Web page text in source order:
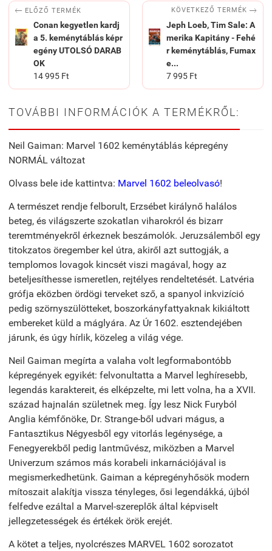
 ELŐZŐ TERMÉK
Conan kegyetlen kardj
a 5. keménytáblás képr
egény UTOLSÓ DARAB
OK
14 995 Ft
KÖVETKEZŐ TERMÉK 
Jeph Loeb, Tim Sale: A
merika Kapitány - Fehé
r keménytáblás, Fumax
e...
7 995 Ft
TOVÁBBI INFORMÁCIÓK A TERMÉKRŐL:
Neil Gaiman: Marvel 1602 keménytáblás képregény
NORMÁL változat
Olvass bele ide kattintva: Marvel 1602 beleolvasó!
A természet rendje felborult, Erzsébet királynő halálos
beteg, és világszerte szokatlan viharokról és bizarr
teremtményekről érkeznek beszámolók. Jeruzsálemből egy
titokzatos öregember kel útra, akiről azt suttogják, a
templomos lovagok kincsét viszi magával, hogy az
beteljesíthesse ismeretlen, rejtélyes rendeltetését. Latvéria
grófja eközben ördögi terveket sző, a spanyol inkvizíció
pedig szörnyszülötteket, boszorkányfattyaknak kikiáltott
embereket küld a máglyára. Az Úr 1602. esztendejében
járunk, és úgy hírlik, közeleg a világ vége.
Neil Gaiman megírta a valaha volt legformabontóbb
képregények egyikét: felvonultatta a Marvel leghíresebb,
legendás karaktereit, és elképzelte, mi lett volna, ha a XVII.
század hajnalán születnek meg. Így lesz Nick Furyból
Anglia kémfőnöke, Dr. Strange-ből udvari mágus, a
Fantasztikus Négyesből egy vitorlás legénysége, a
Fenegyerekből pedig lantművész, miközben a Marvel
Univerzum számos más korabeli inkarnációjával is
megismerkedhetünk. Gaiman a képregényhősök modern
mítoszait alakítja vissza tényleges, ősi legendákká, újból
felfedve ezáltal a Marvel-szereplők által képviselt
jellegzetességek és értékek örök erejét.
A kötet a teljes, nyolcrészes MARVEL 1602 sorozatot